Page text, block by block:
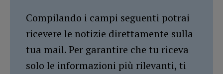
Compilando i campi seguenti potrai
ricevere le notizie direttamente sulla
tua mail. Per garantire che tu riceva
solo le informazioni più rilevanti, ti